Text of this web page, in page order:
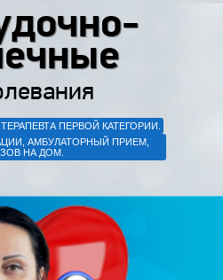
ПЕРВОЙ КАТЕГОРИИ.
АМБУЛАТОРНЫЙ ПРИЕМ,
НА ДОМ.